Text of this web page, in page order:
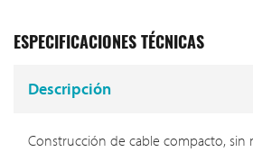
ESPECIFICACIONES TÉCNICAS
Descripción
Construcción de cable compacto, sin